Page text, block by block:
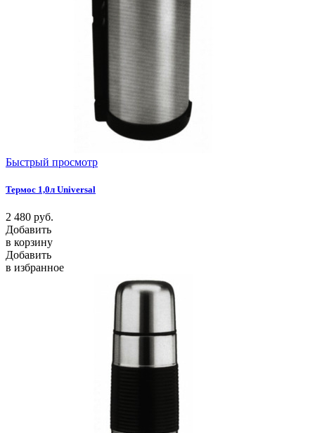
Быстрый просмотр
Термос 1,0л Universal
2 480 руб.
Добавить
в корзину
Добавить
в избранное